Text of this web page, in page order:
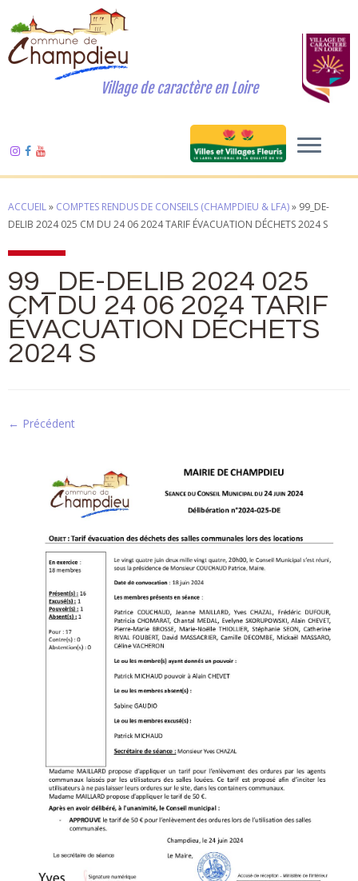
Village de caractère en Loire
ACCUEIL» COMPTES RENDUS DE CONSEILS (CHAMPDIEU & LFA)» 99_DE-
DELIB 2024 025 CM DU 24 06 2024 TARIF ÉVACUATION DÉCHETS 2024 S
99_DE-DELIB 2024 025
CM DU 24 06 2024 TARIF
ÉVACUATION DÉCHETS
2024 S
← Précédent